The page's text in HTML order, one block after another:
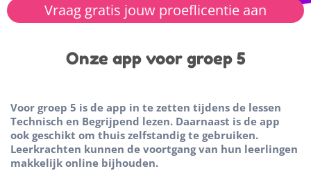
Vraag gratis jouw proeflicentie aan
Onze app voor groep 5
Voor groep 5 is de app in te zetten tijdens de lessen
Technisch en Begrijpend lezen. Daarnaast is de app
ook geschikt om thuis zelfstandig te gebruiken.
Leerkrachten kunnen de voortgang van hun leerlingen
makkelijk online bijhouden.